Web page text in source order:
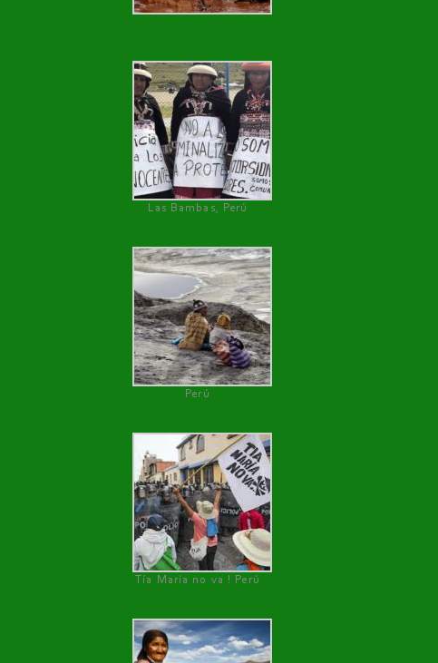
Las Bambas, Perú
Perú
Tía María no va ! Perú